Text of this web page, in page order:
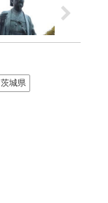
茨城県